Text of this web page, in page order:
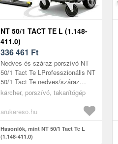
NT 50/1 TACT TE L (1.148-
411.0)
336 461 Ft
Nedves és száraz porszívó NT
50/1 Tact Te LProfesszionális NT
50/1 Tact Te nedves/száraz
porszívó számos, kiváló
kärcher, porszívó, takarítógép
arukereso.hu
Hasonlók, mint NT 50/1 Tact Te L
(1.148-411.0)